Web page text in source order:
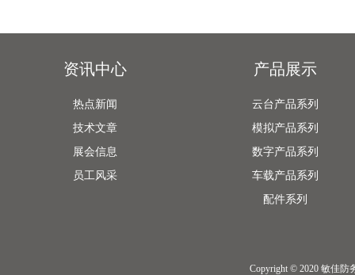
资讯中心
热点新闻
技术文章
展会信息
员工风采
产品展示
云台产品系列
模拟产品系列
数字产品系列
车载产品系列
配件系列
Copyright © 2020 敏佳防